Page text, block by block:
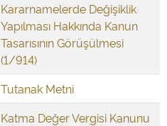
Kararnamelerde Değişiklik
Yapılması Hakkında Kanun
Tasarısının Görüşülmesi
(1/914)
Tutanak Metni
Katma Değer Vergisi Kanunu